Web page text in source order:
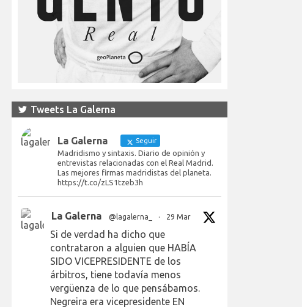
Tweets La Galerna
La Galerna Seguir
Madridismo y sintaxis. Diario de opinión y
entrevistas relacionadas con el Real Madrid.
Las mejores firmas madridistas del planeta.
https://t.co/zLS1tzeb3h
La Galerna @lagalerna_ · 29 Mar
Si de verdad ha dicho que
contrataron a alguien que HABÍA
SIDO VICEPRESIDENTE de los
árbitros, tiene todavía menos
vergüenza de lo que pensábamos.
Negreira era vicepresidente EN